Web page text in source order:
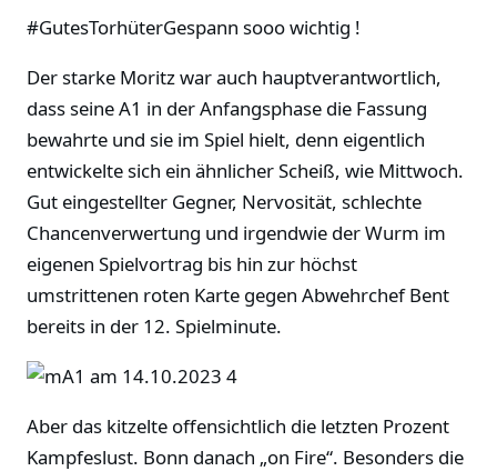
#GutesTorhüterGespann sooo wichtig !
Der starke Moritz war auch hauptverantwortlich,
dass seine A1 in der Anfangsphase die Fassung
bewahrte und sie im Spiel hielt, denn eigentlich
entwickelte sich ein ähnlicher Scheiß, wie Mittwoch.
Gut eingestellter Gegner, Nervosität, schlechte
Chancenverwertung und irgendwie der Wurm im
eigenen Spielvortrag bis hin zur höchst
umstrittenen roten Karte gegen Abwehrchef Bent
bereits in der 12. Spielminute.
Aber das kitzelte offensichtlich die letzten Prozent
Kampfeslust. Bonn danach „on Fire“. Besonders die